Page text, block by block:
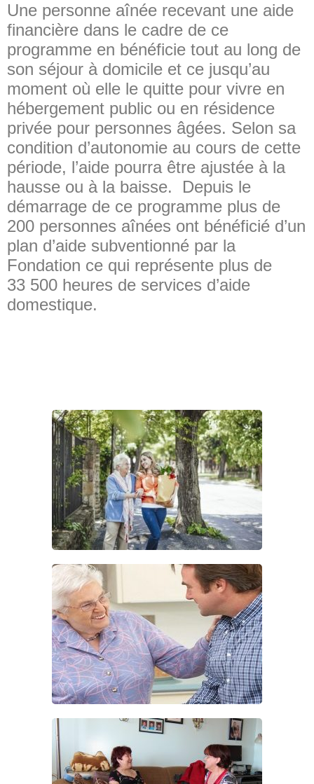
Une personne aînée recevant une aide
financière dans le cadre de ce
programme en bénéficie tout au long de
son séjour à domicile et ce jusqu’au
moment où elle le quitte pour vivre en
hébergement public ou en résidence
privée pour personnes âgées. Selon sa
condition d’autonomie au cours de cette
période, l’aide pourra être ajustée à la
hausse ou à la baisse. Depuis le
démarrage de ce programme plus de
200 personnes aînées ont bénéficié d’un
plan d’aide subventionné par la
Fondation ce qui représente plus de
33 500 heures de services d’aide
domestique.